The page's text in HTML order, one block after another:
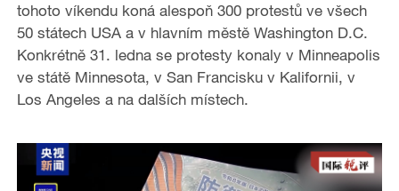
tohoto víkendu koná alespoň 300 protestů ve všech
50 státech USA a v hlavním městě Washington D.C.
Konkrétně 31. ledna se protesty konaly v Minneapolis
ve státě Minnesota, v San Francisku v Kalifornii, v
Los Angeles a na dalších místech.